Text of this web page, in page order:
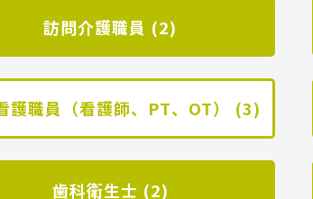
訪問介護職員 (2)
護職員（看護師、PT、OT） (3)
歯科衛生士 (2)